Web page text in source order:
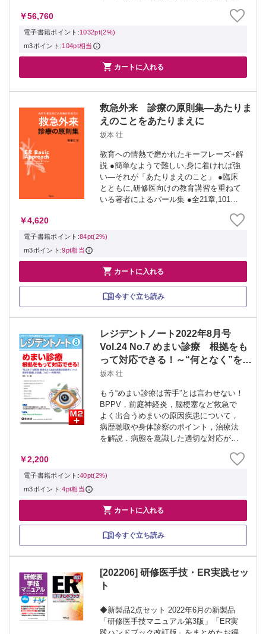
くたびにやる気が起こる！ ・大人気連載
がもれなく読める...
￥56,760
電子書籍ポイント:1032pt(2%)
m3ポイント:104pt相当
 カートに入れる
救急外来 診療の原則集―あたりま
えのことをあたりまえに
坂本 壮
教育への情熱で磨かれたキーフレーズ+解
説 ●簡単なようで難しい,身に着ければ強
い―それが「あたりまえのこと」 ●臨床
とともに,研修医向けの教育講習を重ねて
いる著者によるパール集 ●全21章,101項
る頻度が高い疾患や症候) ※本製品はPC
での閲覧も可能です。 ...
￥4,620
電子書籍ポイント:84pt(2%)
m3ポイント:9pt相当
 カートに入れる
今すぐ立ち読み
レジデントノート2022年8月号
Vol.24 No.7 めまい診療 根拠をも
って対応できる！～“何となく”を解
消！救急でよく出合う疾患の診断ポ
ロー・再発予防
坂本 壮
もう“めまい診療は苦手”とは言わせない！
BPPV，前庭神経炎，脳梗塞など救急で
よく出合うめまいの原因疾患について，
病歴聴取や身体診察のポイント，治療法
を解説．病態を意識した適切な対応が身
号・バックナンバーはこちら ＞「レジデ
ントノート」月刊誌 2022年定期購読 ...
￥2,200
電子書籍ポイント:40pt(2%)
m3ポイント:4pt相当
 カートに入れる
今すぐ立ち読み
[202206] 研修医手技・ER実践セッ
ト
◆新製品2点セット 2022年6月の新製品
「研修医手技マニュアル第3版」「ER実